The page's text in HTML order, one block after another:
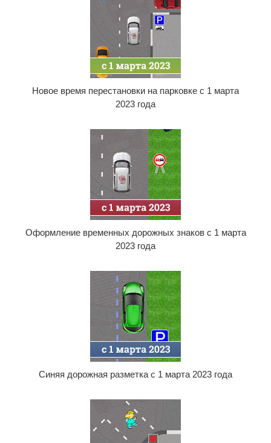
Новое время перестановки на парковке с 1 марта
2023 года
Оформление временных дорожных знаков с 1 марта
2023 года
Синяя дорожная разметка с 1 марта 2023 года